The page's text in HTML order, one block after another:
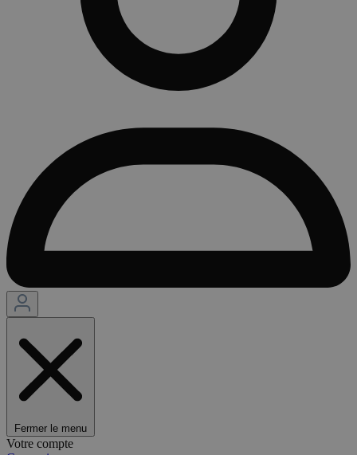
Fermer le menu
Votre compte